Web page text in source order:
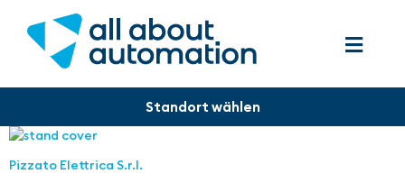
Pizzato Elettrica S.r.l.